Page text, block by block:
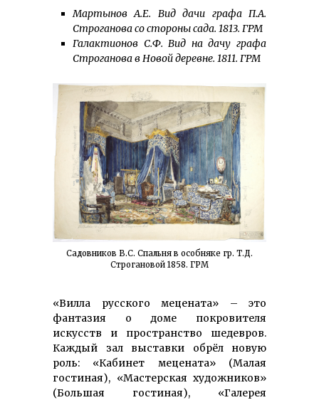
Мартынов А.Е. Вид дачи графа П.А.
Строганова со стороны сада. 1813. ГРМ
Галактионов С.Ф. Вид на дачу графа
Строганова в Новой деревне. 1811. ГРМ
Садовников В.С. Спальня в особняке гр. Т.Д.
Строгановой 1858. ГРМ
«Вилла русского мецената» – это
фантазия о доме покровителя
искусств и пространство шедевров.
Каждый зал выставки обрёл новую
роль: «Кабинет мецената» (Малая
гостиная), «Мастерская художников»
(Большая гостиная), «Галерея